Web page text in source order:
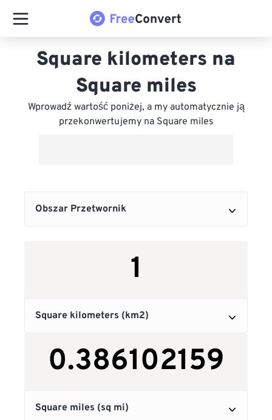
Square kilometers na
Square miles
Wprowadź wartość poniżej, a my automatycznie ją
przekonwertujemy na Square miles